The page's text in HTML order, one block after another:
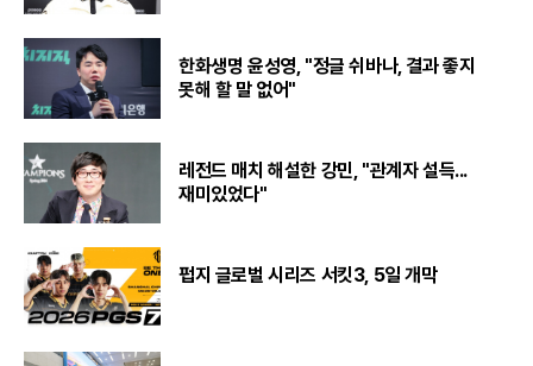
한화생명 윤성영, "정글 쉬바나, 결과 좋지
못해 할 말 없어"
레전드 매치 해설한 강민, "관계자 설득...
재미있었다"
펍지 글로벌 시리즈 서킷3, 5일 개막